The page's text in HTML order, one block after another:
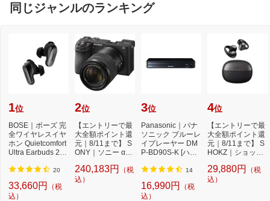
同じジャンルのランキング
1位
BOSE｜ボーズ 完
全ワイヤレスイヤ
ホン Quietcomfort
Ultra Earbuds 2nd
U...
20
33,660円
（税
込）
2位
【エントリーで最
大全額ポイント還
元｜8/11まで】 S
ONY｜ソニー α67
240,183円
（税
込）
3位
Panasonic｜パナ
ソニック ブルーレ
イプレーヤー DM
P-BD90S-K [ハイ
用...
14
16,990円
（税
込）
4位
【エントリーで最
大全額ポイント還
元｜8/11まで】 S
HOKZ｜ショック
ス...
29,880円
（税
込）